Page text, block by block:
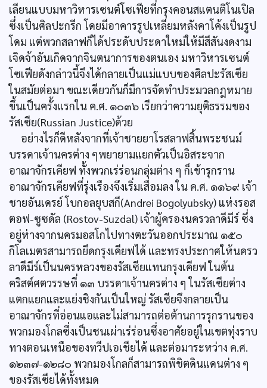
เลียนแบบมหาวิหารเซนต์โซเฟียที่กรุงคอนสแตนติโนเปิล
ซึ่งเป็นศิลปะกรีก โดยมีอาคารรูปเหลี่ยมหลังคาโค้งเป็นรูป
โดม แต่พวกสลาฟก็ได้ประดับประดาใหม่ให้มีสีสันงดงาม
เจิดจ้าอันเกิดจากจินตนาการของตนเอง มหาวิหารเซนต์
โซเฟียดังกล่าวนี้จึงได้กลายเป็นแม่แบบของศิลปะรัสเซีย
ในสมัยต่อมา ขณะเดียวกันก็มีการจัดทำประมวลกฎหมาย
ขึ้นเป็นครั้งแรกใน ค.ศ. ๑๐๓๖ เรียกว่าความยุติธรรมของ
รัสเซีย(Russian Justice)ด้วย
อย่างไรก็ดีหลังจากที่เจ้าชายยาโรสลาฟสิ้นพระชนม์
บรรดาเจ้านครต่าง ๆพยายามแยกตัวเป็นอิสระจาก
อาณาจักรเคียฟ ทั้งพวกเร่ร่อนกลุ่มต่าง ๆ ก็เข้ารุกราน
อาณาจักรเคียฟที่รุ่งเรืองจึงเริ่มเสื่อมลง ใน ค.ศ. ๑๑๖๙ เจ้า
ชายอันเดรย์ โบกอลยุบสกี(Andrei Bogolyubsky) แห่งรอส
ตอฟ-ซูซดัล (Rostov-Suzdal) เจ้าผู้ครองนครวลาดีมีร์ ซึ่ง
อยู่ห่างจากนครมอสโกไปทางตะวันออกประมาณ ๑๕๐
กิโลเมตรสามารถยึดกรุงเคียฟได้ และทรงประกาศให้นครว
ลาดีมีร์เป็นนครหลวงของรัสเซียแทนกรุงเคียฟ ในต้น
คริสต์ศตวรรษที่ ๑๓ บรรดาเจ้านครต่าง ๆ ในรัสเซียต่าง
แตกแยกและแย่งชิงกันเป็นใหญ่ รัสเซียจึงกลายเป็น
อาณาจักรที่อ่อนแอและไม่สามารถต่อต้านการรุกรานของ
พวกมองโกลซึ่งเป็นชนเผ่าเร่ร่อนซึ่งอาศัยอยู่ในเขตทุ่งราบ
ทางตอนเหนือของทวีปเอเชียได้ และต่อมาระหว่าง ค.ศ.
๑๒๓๗-๑๒๘๐ พวกมองโกลก็สามารถพิชิตดินแดนต่าง ๆ
ของรัสเซียได้ทั้งหมด